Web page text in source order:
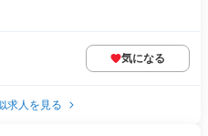
気になる
求人を見る